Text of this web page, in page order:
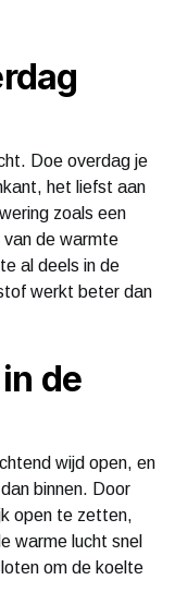
Doe overdag je
het liefst aan
zoals een
de warmte
al deels in de
werkt beter dan
de
wijd open, en
binnen. Door
open te zetten,
warme lucht snel
om de koelte